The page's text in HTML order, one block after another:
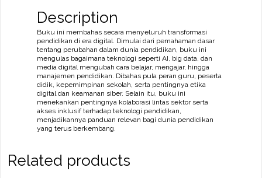
Description
Buku ini membahas secara menyeluruh transformasi
pendidikan di era digital. Dimulai dari pemahaman dasar
tentang perubahan dalam dunia pendidikan, buku ini
mengulas bagaimana teknologi seperti AI, big data, dan
media digital mengubah cara belajar, mengajar, hingga
manajemen pendidikan. Dibahas pula peran guru, peserta
didik, kepemimpinan sekolah, serta pentingnya etika
digital dan keamanan siber. Selain itu, buku ini
menekankan pentingnya kolaborasi lintas sektor serta
akses inklusif terhadap teknologi pendidikan,
menjadikannya panduan relevan bagi dunia pendidikan
yang terus berkembang.
Related products